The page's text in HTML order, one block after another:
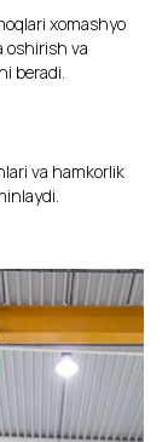
xomashyo
oshirish va
beradi.
va hamkorlik